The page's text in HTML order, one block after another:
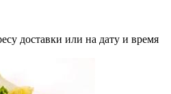
доставки или на дату и время